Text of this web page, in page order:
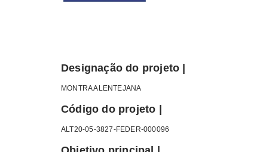
Designação do projeto |
MONTRA ALENTEJANA
Código do projeto |
ALT20-05-3827-FEDER-000096